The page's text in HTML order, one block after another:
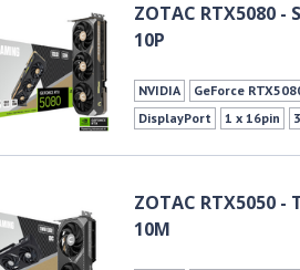
ZOTAC RTX5080 -
10P
NVIDIA GeForce
DisplayPort
1 x 16pin
ZOTAC RTX5050 -
10M